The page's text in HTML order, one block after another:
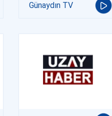
Günaydın TV